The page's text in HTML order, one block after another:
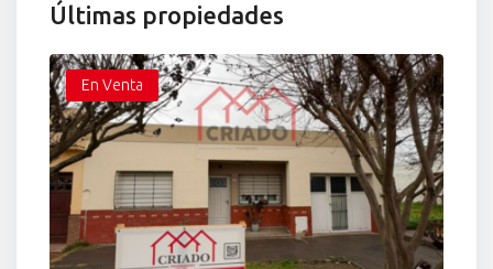
Últimas propiedades
En Venta